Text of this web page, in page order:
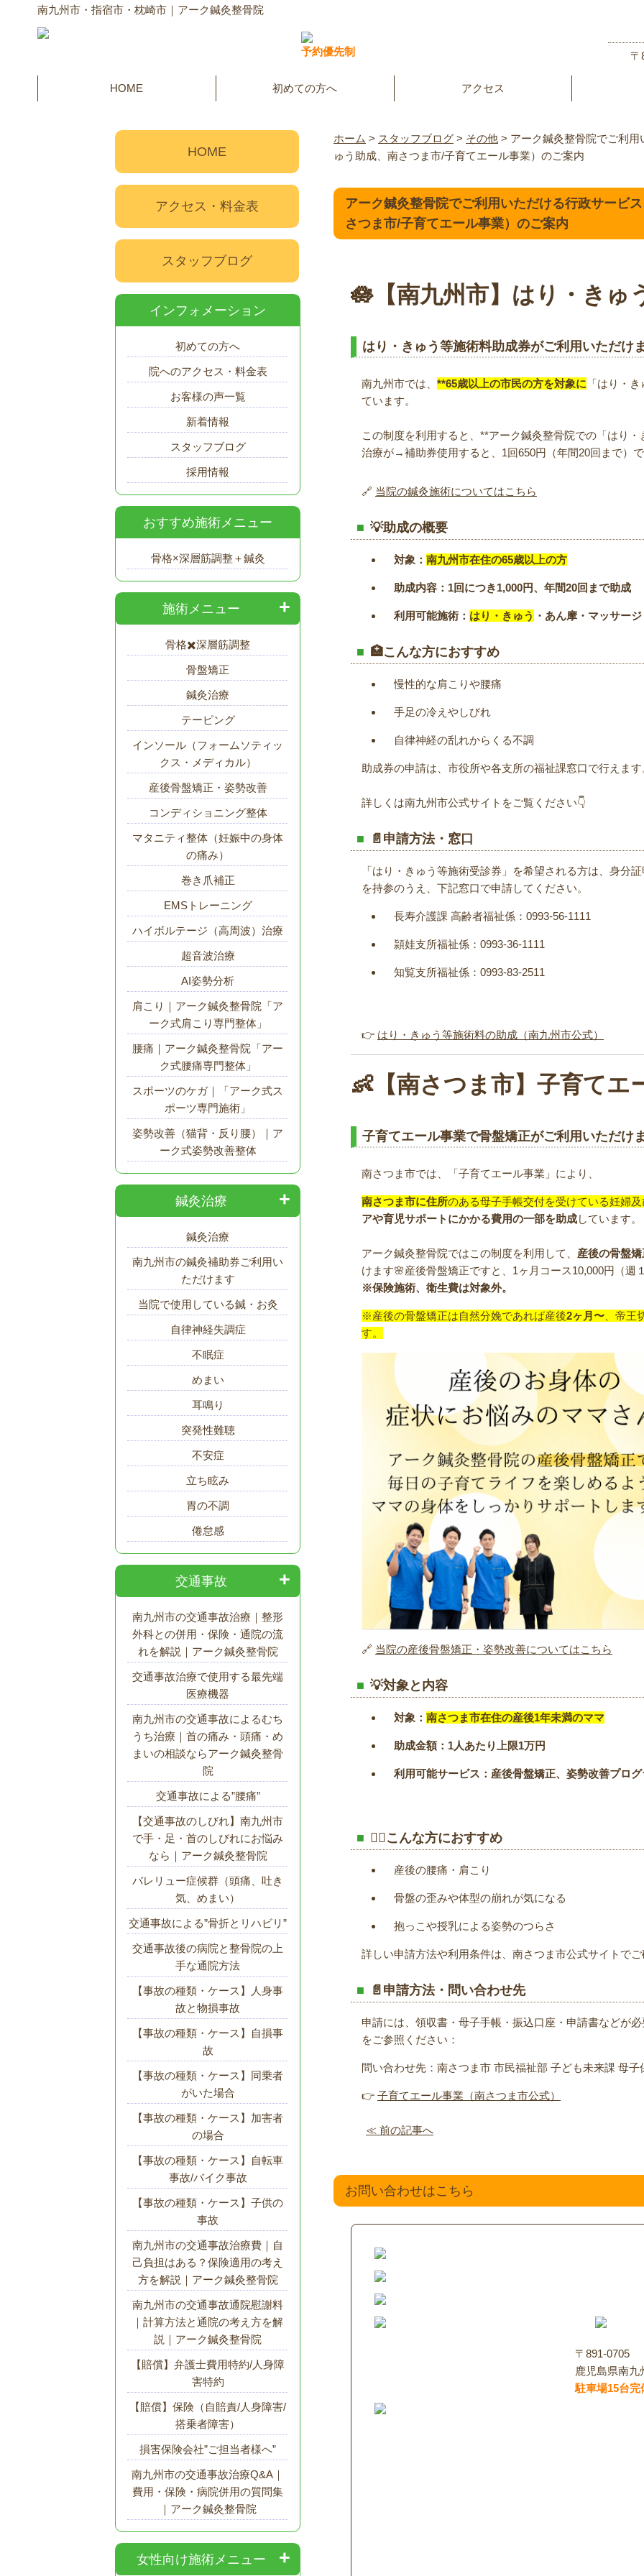
南九州市・指宿市・枕崎市｜アーク鍼灸整骨院
予約優先制 〒
HOME 初めての方へ アクセス
ホーム > スタッフブログ > その他 > アーク鍼灸整骨院でご利
ゅう助成、南さつま市/子育てエール事業）のご案内
アーク鍼灸整骨院でご利用いただける行政サービ
さつま市/子育てエール事業）のご案内
🪷【南九州市】 はり・きゅ
はり・きゅう等施術料助成券がご利用いただけ
南九州市では、 **65歳以上の市民の方を対象に 「はり・
ています。
この制度を利用すると、**アーク鍼灸整骨院での「はり
治療が→補助券使用すると、1回650円（年間20回まで）
🔗 当院の鍼灸施術についてはこちら
💡助成の概要
対象： 南九州市在住の65歳以上の方
助成内容：1回につき1,000円、年間20回まで助成
利用可能施術： はり・きゅう ・あん摩・マッサー
🏥こんな方におすすめ
慢性的な肩こりや腰痛
手足の冷えやしびれ
自律神経の乱れからくる不調
助成券の申請は、市役所や各支所の福祉課窓口で行えます
詳しくは南九州市公式サイトをご覧ください👇
📄申請方法・窓口
「はり・きゅう等施術受診券」を希望される方は、身分
を持参のうえ、下記窓口で申請してください。
長寿介護課 高齢者福祉係：0993-56-1111
頴娃支所福祉係：0993-36-1111
知覧支所福祉係：0993-83-2511
👉 はり・きゅう等施術料の助成（南九州市公式）
👶【南さつま市】子育てエ
子育てエール事業で骨盤矯正がご利用いただけ
南さつま市では、「子育てエール事業」により、
南さつま市に住所のある母子手帳交付を受けている妊婦
アや育児サポートにかかる費用の一部を助成しています。
アーク鍼灸整骨院ではこの制度を利用して、 産後の骨盤
けます🌸産後骨盤矯正ですと、1ヶ月コース10,000円（週
※保険施術、衛生費は対象外。
※産後の骨盤矯正は自然分娩であれば産後2ヶ月〜 、帝王
す。
🔗 当院の産後骨盤矯正・姿勢改善についてはこちら
💡対象と内容
対象： 南さつま市在住の産後1年未満のママ
助成金額：1人あたり上限1万円
利用可能サービス：産後骨盤矯正、姿勢改善プロ
🧘‍♀️こんな方におすすめ
産後の腰痛・肩こり
骨盤の歪みや体型の崩れが気になる
抱っこや授乳による姿勢のつらさ
詳しい申請方法や利用条件は、南さつま市公式サイトでご
📄申請方法・問い合わせ先
申請には、領収書・母子手帳・振込口座・申請書などが
をご参照ください：
問い合わせ先：南さつま市 市民福祉部 子ども未来課 母子
👉 子育てエール事業（南さつま市公式）
≪ 前の記事へ
お問い合わせはこちら
〒891-0705
鹿児島県南
駐車場15台完
HOME
アクセス・料金表
スタッフブログ
インフォメーション
初めての方へ
院へのアクセス・料金表
お客様の声一覧
新着情報
スタッフブログ
採用情報
おすすめ施術メニュー
骨格×深層筋調整＋鍼灸
施術メニュー
骨格✖️深層筋調整
骨盤矯正
鍼灸治療
テーピング
インソール（フォームソティッ
クス・メディカル）
産後骨盤矯正・姿勢改善
コンディショニング整体
マタニティ整体（妊娠中の身体
の痛み）
巻き爪補正
EMSトレーニング
ハイボルテージ（高周波）治療
超音波治療
AI姿勢分析
肩こり｜アーク鍼灸整骨院「ア
ーク式肩こり専門整体」
腰痛｜アーク鍼灸整骨院「アー
ク式腰痛専門整体」
スポーツのケガ｜「アーク式ス
ポーツ専門施術」
姿勢改善（猫背・反り腰）｜ア
ーク式姿勢改善整体
鍼灸治療
鍼灸治療
南九州市の鍼灸補助券ご利用い
ただけます
当院で使用している鍼・お灸
自律神経失調症
不眠症
めまい
耳鳴り
突発性難聴
不安症
立ち眩み
胃の不調
倦怠感
交通事故
南九州市の交通事故治療｜整形
外科との併用・保険・通院の流
れを解説｜アーク鍼灸整骨院
交通事故治療で使用する最先端
医療機器
南九州市の交通事故によるむち
うち治療｜首の痛み・頭痛・め
まいの相談ならアーク鍼灸整骨
院
交通事故による”腰痛”
【交通事故のしびれ】南九州市
で手・足・首のしびれにお悩み
なら｜アーク鍼灸整骨院
バレリュー症候群（頭痛、吐き
気、めまい）
交通事故による”骨折とリハビリ”
交通事故後の病院と整骨院の上
手な通院方法
【事故の種類・ケース】人身事
故と物損事故
【事故の種類・ケース】自損事
故
【事故の種類・ケース】同乗者
がいた場合
【事故の種類・ケース】加害者
の場合
【事故の種類・ケース】自転車
事故/バイク事故
【事故の種類・ケース】子供の
事故
南九州市の交通事故治療費｜自
己負担はある？保険適用の考え
方を解説｜アーク鍼灸整骨院
南九州市の交通事故通院慰謝料
｜計算方法と通院の考え方を解
説｜アーク鍼灸整骨院
【賠償】弁護士費用特約/人身障
害特約
【賠償】保険（自賠責/人身障害/
搭乗者障害）
損害保険会社”ご担当者様へ”
南九州市の交通事故治療Q&A｜
費用・保険・病院併用の質問集
｜アーク鍼灸整骨院
女性向け施術メニュー